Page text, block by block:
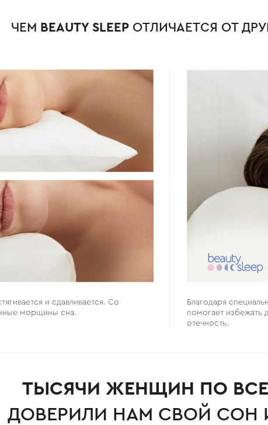
ЧЕМ BЕАUTY SLEEP ОТЛИЧАЕТСЯ ОТ
и сдавливается. Со
морщины сна.
Благодаря
помогает
отечность.
ТЫСЯЧИ ЖЕНЩИН ПО
ДОВЕРИЛИ НАМ СВОЙ СОН